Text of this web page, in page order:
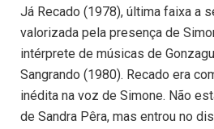
Já Recado (1978), última faixa a
valorizada pela presença de
intérprete de músicas de
Sangrando (1980). Recado era
inédita na voz de Simone. Não
de Sandra Pêra, mas entrou no